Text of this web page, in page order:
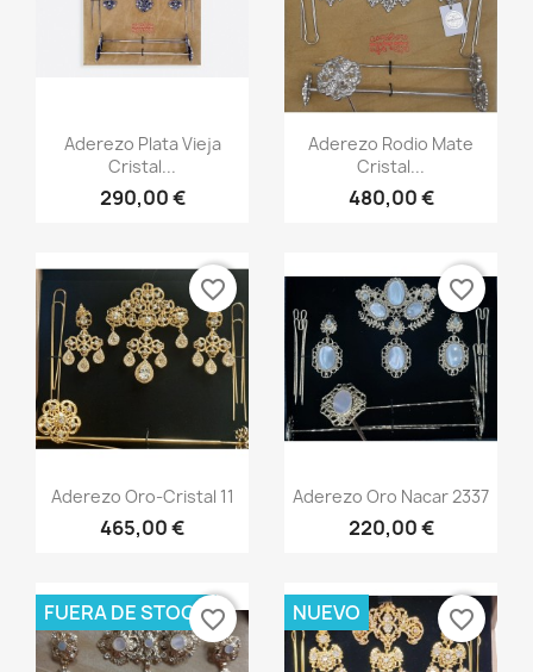
Vista rápida
Aderezo Plata Vieja
Cristal...
290,00 €
Vista rápida
Aderezo Rodio Mate
Cristal...
480,00 €
Vista rápida
Aderezo Oro-Cristal 11
465,00 €
favorite_border
Vista rápida
Aderezo Oro Nacar 2337
220,00 €
favorite_border
FUERA DE STOCKfavorite_border NUEVO favorite_border